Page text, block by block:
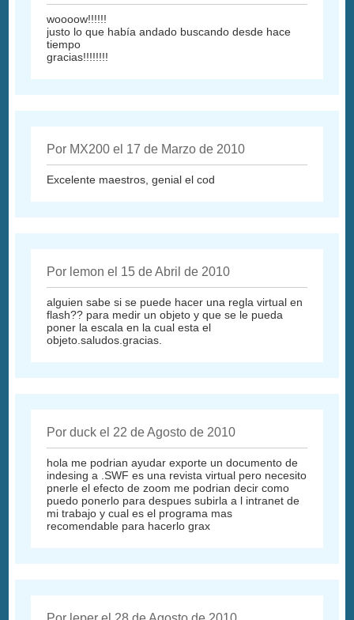
woooow!!!!!!
justo lo que había andado buscando desde hace
tiempo
gracias!!!!!!!!
Por MX200 el 17 de Marzo de 2010
Excelente maestros, genial el cod
Por lemon el 15 de Abril de 2010
alguien sabe si se puede hacer una regla virtual en
flash?? para medir un objeto y que se le pueda
poner la escala en la cual esta el
objeto.saludos.gracias.
Por duck el 22 de Agosto de 2010
hola me podrian ayudar exporte un documento de
indesing a .SWF es una revista virtual pero necesito
pnerle el efecto de zoom me podrian decir como
puedo ponerlo para despues subirla a l intranet de
mi trabajo y cual es el programa mas
recomendable para hacerlo grax